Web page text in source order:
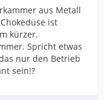
aus Metall
ist
kürzer.
Spricht etwas
nur den Betrieb
sein!?